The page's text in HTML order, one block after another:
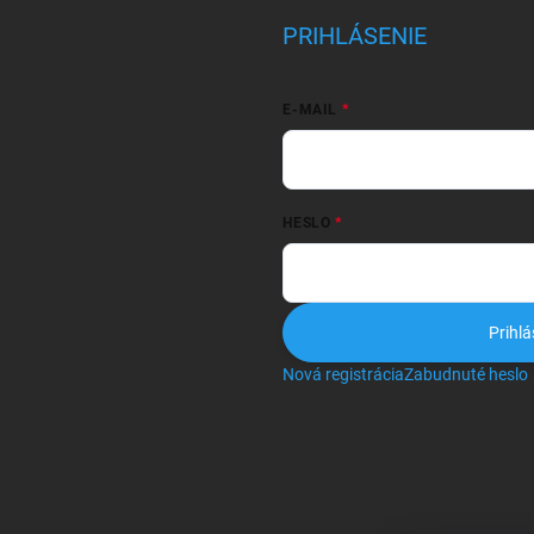
PRIHLÁSENIE
E-MAIL
HESLO
Nová registráciaZabudnuté heslo